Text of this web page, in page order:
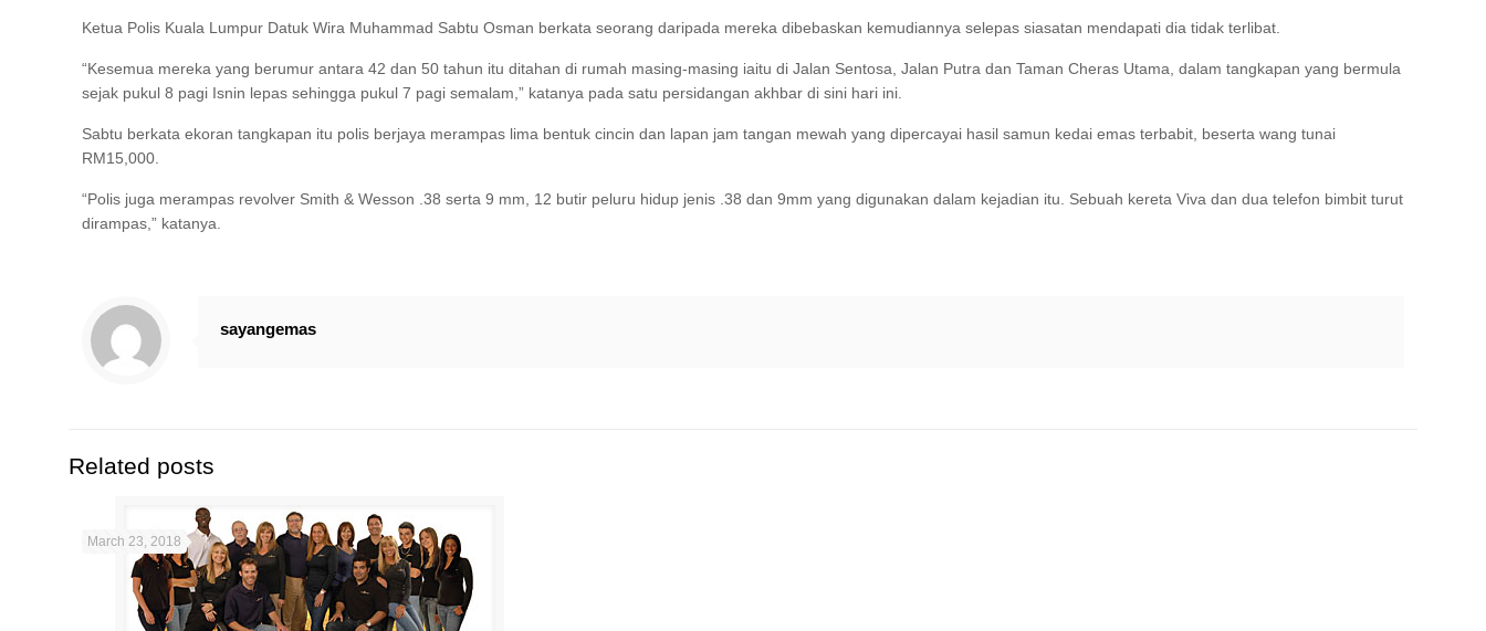
Ketua Polis Kuala Lumpur Datuk Wira Muhammad Sabtu Osman berkata seorang daripada mereka dibebaskan kemudiannya selepas siasatan mendapati dia tidak terlibat.
“Kesemua mereka yang berumur antara 42 dan 50 tahun itu ditahan di rumah masing-masing iaitu di Jalan Sentosa, Jalan Putra dan Taman Cheras Utama, dalam tangkapan yang bermula
sejak pukul 8 pagi Isnin lepas sehingga pukul 7 pagi semalam,” katanya pada satu persidangan akhbar di sini hari ini.
Sabtu berkata ekoran tangkapan itu polis berjaya merampas lima bentuk cincin dan lapan jam tangan mewah yang dipercayai hasil samun kedai emas terbabit, beserta wang tunai
RM15,000.
“Polis juga merampas revolver Smith & Wesson .38 serta 9 mm, 12 butir peluru hidup jenis .38 dan 9mm yang digunakan dalam kejadian itu. Sebuah kereta Viva dan dua telefon bimbit turut
dirampas,” katanya.
sayangemas
Related posts
March 23, 2018